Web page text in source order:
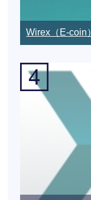
Wirex（E-coin